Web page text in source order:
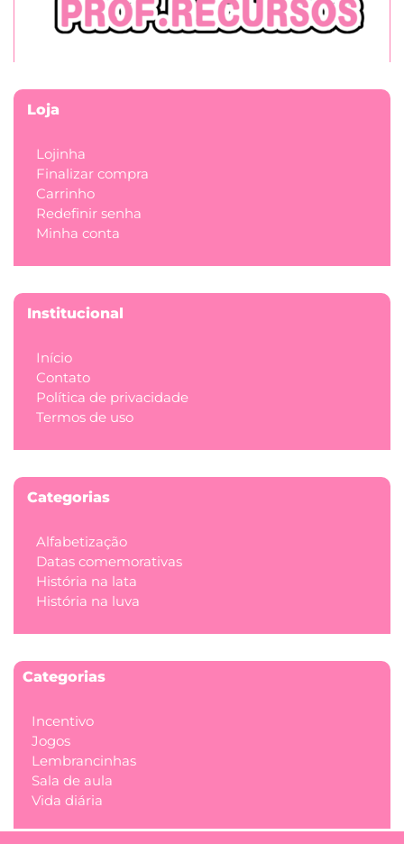
Loja
Lojinha
Finalizar compra
Carrinho
Redefinir senha
Minha conta
Institucional
Início
Contato
Política de privacidade
Termos de uso
Categorias
Alfabetização
Datas comemorativas
História na lata
História na luva
Categorias
Incentivo
Jogos
Lembrancinhas
Sala de aula
Vida diária